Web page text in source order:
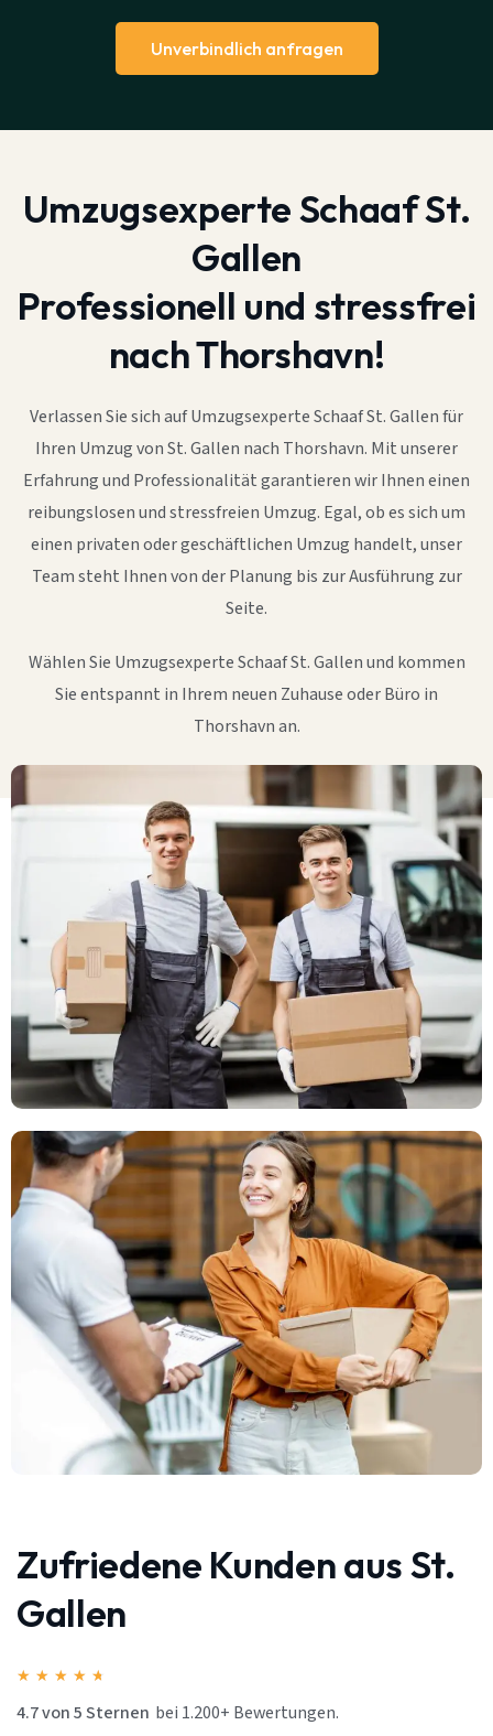
Unverbindlich anfragen
Umzugsexperte Schaaf St.
Gallen
Professionell und stressfrei
nach Thorshavn!
Verlassen Sie sich auf Umzugsexperte Schaaf St. Gallen für
Ihren Umzug von St. Gallen nach Thorshavn. Mit unserer
Erfahrung und Professionalität garantieren wir Ihnen einen
reibungslosen und stressfreien Umzug. Egal, ob es sich um
einen privaten oder geschäftlichen Umzug handelt, unser
Team steht Ihnen von der Planung bis zur Ausführung zur
Seite.
Wählen Sie Umzugsexperte Schaaf St. Gallen und kommen
Sie entspannt in Ihrem neuen Zuhause oder Büro in
Thorshavn an.
Zufriedene Kunden aus St.
Gallen
★ ★ ★ ★ ★
4.7 von 5 Sternen bei 1.200+ Bewertungen.